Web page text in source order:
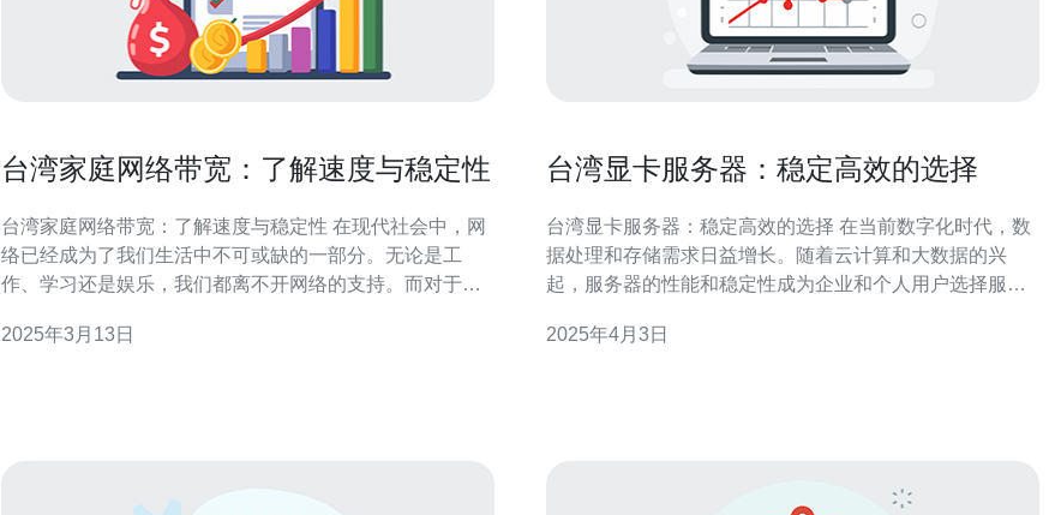
台湾家庭网络带宽：了解速度与稳定性
台湾家庭网络带宽：了解速度与稳定性 在现代社会中，网
络已经成为了我们生活中不可或缺的一部分。无论是工
作、学习还是娱乐，我们都离不开网络的支持。而对于台
带宽的速度是指在特定时间内，网络传输数据的能力。对
2025年3月13日
台湾显卡服务器：稳定高效的选择
台湾显卡服务器：稳定高效的选择 在当前数字化时代，数
据处理和存储需求日益增长。随着云计算和大数据的兴
起，服务器的性能和稳定性成为企业和个人用户选择服务
性，成为了许多用户的首选。 台湾显卡服务器在服务器市
2025年4月3日